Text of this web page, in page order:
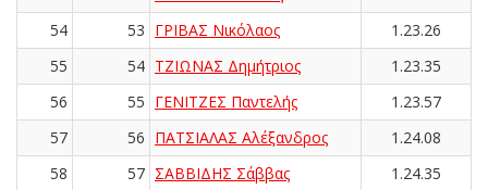
54
53 ΓΡΙΒΑΣ Νικόλαος
1.23.26
55
54 ΤΖΙΩΝΑΣ Δημήτριος
1.23.35
56
55 ΓΕΝΙΤΖΕΣ Παντελής
1.23.57
57
56 ΠΑΤΣΙΑΛΑΣ Αλέξανδρος
1.24.08
58
57 ΣΑΒΒΙΔΗΣ Σάββας
1.24.35